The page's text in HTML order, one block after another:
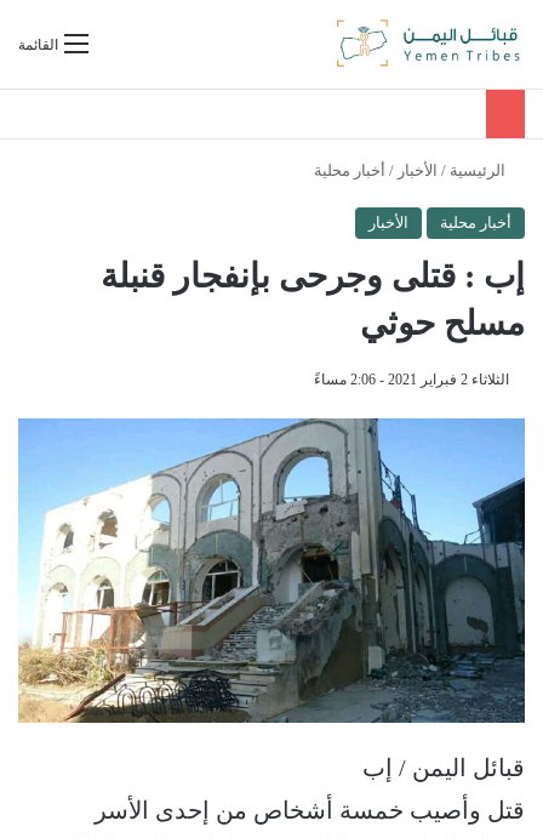
القائمةبحث عن
الرئيسية / الأخبار / أخبار محلية
أخبار محلية الأخبار
إب : قتلى وجرحى بإنفجار قنبلة
مسلح حوثي
الثلاثاء 2 فبراير 2021 - 2:06 مساءً
قبائل اليمن / إب
قتل وأصيب خمسة أشخاص من إحدى الأسر